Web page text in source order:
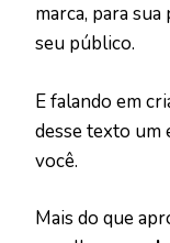
marca, para
seu público.
E falando em
desse texto um
você.
Mais do que